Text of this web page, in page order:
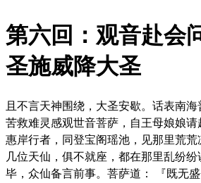
第六回：观音赴会
圣施威降大圣
且不言天神围绕，大圣安歇。话表南
苦救难灵感观世音菩萨，自王母娘娘
惠岸行者，同登宝阁瑶池，见那里荒
几位天仙，俱不就座，都在那里乱纷
毕，众仙备言前事。菩萨道： 『既无